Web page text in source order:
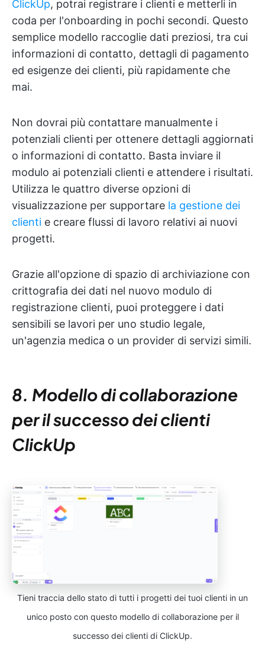
ClickUp, potrai registrare i clienti e metterli in
coda per l'onboarding in pochi secondi. Questo
semplice modello raccoglie dati preziosi, tra cui
informazioni di contatto, dettagli di pagamento
ed esigenze dei clienti, più rapidamente che
mai.
Non dovrai più contattare manualmente i
potenziali clienti per ottenere dettagli aggiornati
o informazioni di contatto. Basta inviare il
modulo ai potenziali clienti e attendere i risultati.
Utilizza le quattro diverse opzioni di
visualizzazione per supportare la gestione dei
clienti e creare flussi di lavoro relativi ai nuovi
progetti.
Grazie all'opzione di spazio di archiviazione con
crittografia dei dati nel nuovo modulo di
registrazione clienti, puoi proteggere i dati
sensibili se lavori per uno studio legale,
un'agenzia medica o un provider di servizi simili.
8. Modello di collaborazione
per il successo dei clienti
ClickUp
Tieni traccia dello stato di tutti i progetti dei tuoi clienti in un
unico posto con questo modello di collaborazione per il
successo dei clienti di ClickUp.